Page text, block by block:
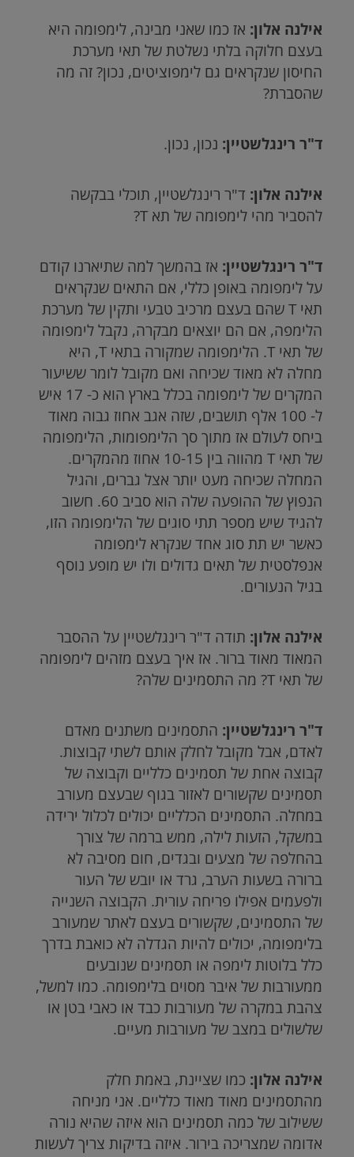
אילנה אלון: אז כמו שאני מבינה, לימפומה היא
בעצם חלוקה בלתי נשלטת של תאי מערכת
החיסון שנקראים גם לימפוציטים, נכון? זה מה
שהסברת?
ד"ר רינגלשטיין: נכון, נכון.
אילנה אלון: ד"ר רינגלשטיין, תוכלי בבקשה
להסביר מהי לימפומה של תאT
?
ד"ר רינגלשטיין: אז בהמשך למה שתיארנו קודם
על לימפומה באופן כללי, אם התאים שנקראים
תאיTשהם בעצם מרכיב טבעי ותקין של מערכת
הלימפה, אם הם יוצאים מבקרה, נקבל לימפומה
של תאיT. הלימפומה שמקורה בתאיT, היא
מחלה לא מאוד שכיחה ואם מקובל לומר ששיעור
המקרים של לימפומה בכלל בארץ הוא כ- 17 איש
ל- 100 אלף תושבים, שזה אגב אחוז גבוה מאוד
ביחס לעולם אז מתוך סך הלימפומות, הלימפומה
של תאיT
מהווה בין 10-15 אחוז מהמקרים.
המחלה שכיחה מעט יותר אצל גברים, והגיל
הנפוץ של ההופעה שלה הוא סביב 60. חשוב
להגיד שיש מספר תתי סוגים של הלימפומה הזו,
כאשר יש תת סוג אחד שנקרא לימפומה
אנפלסטית של תאים גדולים ולו יש מופע נוסף
בגיל הנעורים.
אילנה אלון: תודה ד"ר רינגלשטיין על ההסבר
המאוד מאוד ברור. אז איך בעצם מזהים לימפומה
של תאי T? מה התסמינים שלה?
ד"ר רינגלשטיין: התסמינים משתנים מאדם
לאדם, אבל מקובל לחלק אותם לשתי קבוצות.
קבוצה אחת של תסמינים כלליים וקבוצה של
תסמינים שקשורים לאזור בגוף שבעצם מעורב
במחלה. התסמינים הכלליים יכולים לכלול ירידה
במשקל, הזעות לילה, ממש ברמה של צורך
בהחלפה של מצעים ובגדים, חום מסיבה לא
ברורה בשעות הערב, גרד או יובש של העור
ולפעמים אפילו פריחה עורית. הקבוצה השנייה
של התסמינים, שקשורים בעצם לאתר שמעורב
בלימפומה, יכולים להיות הגדלה לא כואבת בדרך
כלל בלוטות לימפה או תסמינים שנובעים
ממעורבות של איבר מסוים בלימפומה. כמו למשל,
צהבת במקרה של מעורבות כבד או כאבי בטן או
שלשולים במצב של מעורבות מעיים.
אילנה אלון: כמו שציינת, באמת חלק
מהתסמינים מאוד מאוד כלליים. אני מניחה
ששילוב של כמה תסמינים הוא איזה שהיא נורה
אדומה שמצריכה בירור. איזה בדיקות צריך לעשות